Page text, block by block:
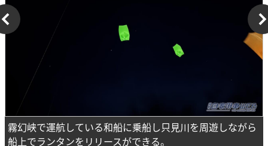
霧幻峡で運航している和船に乗船し只見川を周遊しながら
船上でランタンをリリースができる。